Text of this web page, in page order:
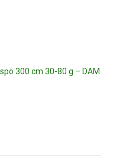
300 cm 30-80 g – DAM